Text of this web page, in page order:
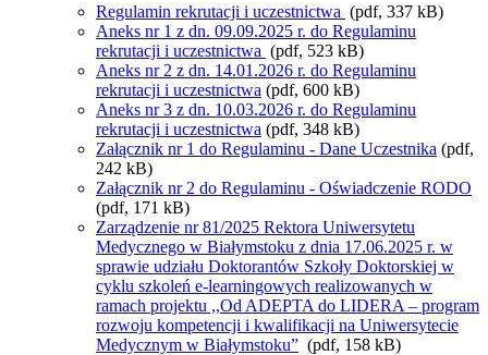
Regulamin rekrutacji i uczestnictwa (pdf, 337 kB)
Aneks nr 1 z dn. 09.09.2025 r. do Regulaminu
rekrutacji i uczestnictwa (pdf, 523 kB)
Aneks nr 2 z dn. 14.01.2026 r. do Regulaminu
rekrutacji i uczestnictwa (pdf, 600 kB)
Aneks nr 3 z dn. 10.03.2026 r. do Regulaminu
rekrutacji i uczestnictwa (pdf, 348 kB)
Załącznik nr 1 do Regulaminu - Dane Uczestnika (pdf,
242 kB)
Załącznik nr 2 do Regulaminu - Oświadczenie RODO
(pdf, 171 kB)
Zarządzenie nr 81/2025 Rektora Uniwersytetu
Medycznego w Białymstoku z dnia 17.06.2025 r. w
sprawie udziału Doktorantów Szkoły Doktorskiej w
cyklu szkoleń e-learningowych realizowanych w
ramach projektu ,,Od ADEPTA do LIDERA – program
rozwoju kompetencji i kwalifikacji na Uniwersytecie
Medycznym w Białymstoku” (pdf, 158 kB)